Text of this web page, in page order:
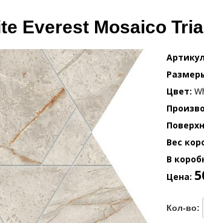
Everest Mosaico
Цвет
Вес
В
Цена
Кол-во: